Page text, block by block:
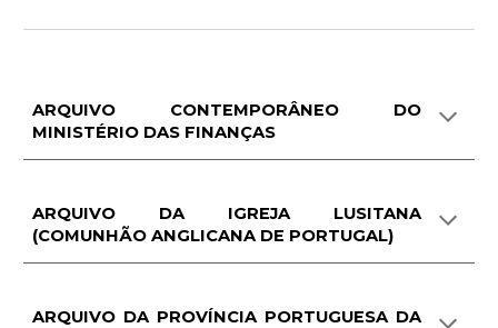
ARQUIVO CONTEMPORÂNEO DO
MINISTÉRIO DAS FINANÇAS
ARQUIVO DA IGREJA LUSITANA
(COMUNHÃO ANGLICANA DE PORTUGAL)
ARQUIVO DA PROVÍNCIA PORTUGUESA DA